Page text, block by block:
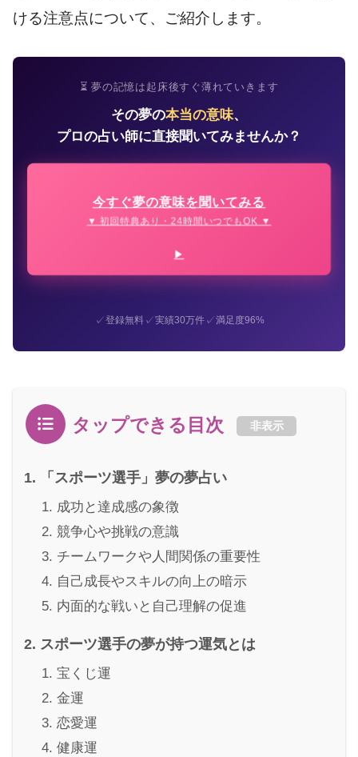
ける注意点について、ご紹介します。
⏳ 夢の記憶は起床後すぐ薄れていきます
その夢の本当の意味、
プロの占い師に直接聞いてみませんか？
今すぐ夢の意味を聞いてみる
▼ 初回特典あり・24時間いつでもOK ▼
✓登録無料✓実績30万件✓満足度96%
タップできる目次 非表示
「スポーツ選手」夢の夢占い
成功と達成感の象徴
競争心や挑戦の意識
チームワークや人間関係の重要性
自己成長やスキルの向上の暗示
内面的な戦いと自己理解の促進
スポーツ選手の夢が持つ運気とは
宝くじ運
金運
恋愛運
健康運